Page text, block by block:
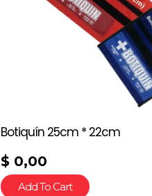
Botiquín 25cm * 22cm
$0,00
Add To Cart